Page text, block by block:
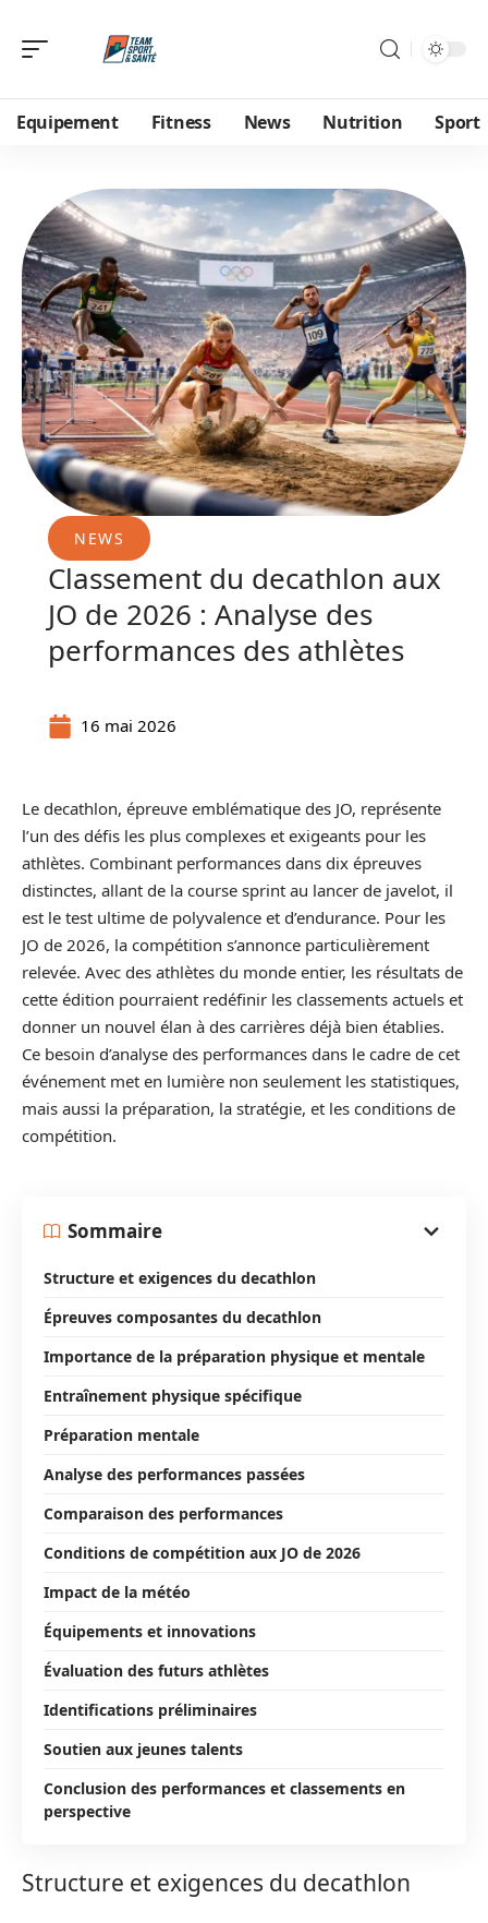
Equipement Fitness News Nutrition Sport
NEWS
Classement du decathlon aux
JO de 2026 : Analyse des
performances des athlètes
16 mai 2026
Le decathlon, épreuve emblématique des JO, représente
l’un des défis les plus complexes et exigeants pour les
athlètes. Combinant performances dans dix épreuves
distinctes, allant de la course sprint au lancer de javelot, il
est le test ultime de polyvalence et d’endurance. Pour les
JO de 2026, la compétition s’annonce particulièrement
relevée. Avec des athlètes du monde entier, les résultats de
cette édition pourraient redéfinir les classements actuels et
donner un nouvel élan à des carrières déjà bien établies.
Ce besoin d’analyse des performances dans le cadre de cet
événement met en lumière non seulement les statistiques,
mais aussi la préparation, la stratégie, et les conditions de
compétition.
Sommaire
Structure et exigences du decathlon
Épreuves composantes du decathlon
Importance de la préparation physique et mentale
Entraînement physique spécifique
Préparation mentale
Analyse des performances passées
Comparaison des performances
Conditions de compétition aux JO de 2026
Impact de la météo
Équipements et innovations
Évaluation des futurs athlètes
Identifications préliminaires
Soutien aux jeunes talents
Conclusion des performances et classements en
perspective
Structure et exigences du decathlon